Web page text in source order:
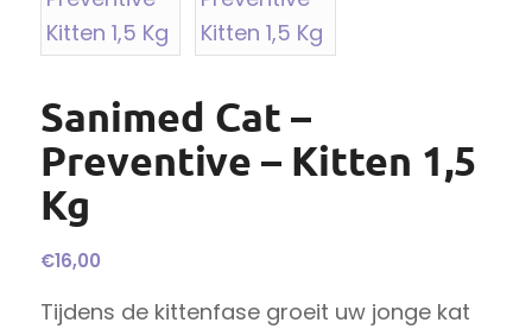
Sanimed Cat –
Preventive – Kitten 1,5
Kg
€16,00
Tijdens de kittenfase groeit uw jonge kat